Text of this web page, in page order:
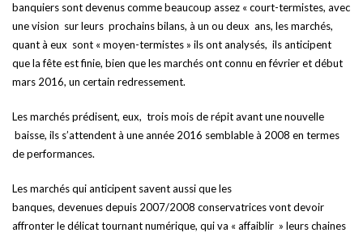
banquiers sont devenus comme beaucoup assez « court-termistes, avec
une vision sur leurs prochains bilans, à un ou deux ans, les marchés,
quant à eux sont « moyen-termistes » ils ont analysés, ils anticipent
que la fête est finie, bien que les marchés ont connu en février et début
mars 2016, un certain redressement.
Les marchés prédisent, eux, trois mois de répit avant une nouvelle
baisse, ils s’attendent à une année 2016 semblable à 2008 en termes
de performances.
Les marchés qui anticipent savent aussi que les
banques, devenues depuis 2007/2008 conservatrices vont devoir
affronter le délicat tournant numérique, qui va « affaiblir » leurs chaines